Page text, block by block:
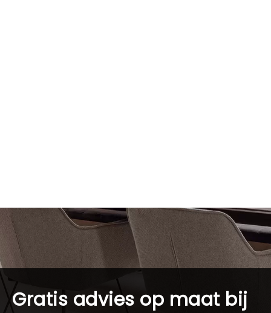
Gratis advies op maat bij